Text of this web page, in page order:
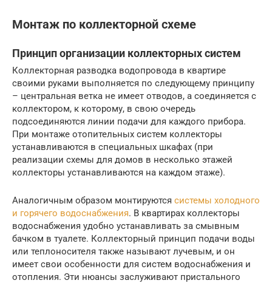
Монтаж по коллекторной схеме
Принцип организации коллекторных систем
Коллекторная разводка водопровода в квартире
своими руками выполняется по следующему принципу
– центральная ветка не имеет отводов, а соединяется с
коллектором, к которому, в свою очередь
подсоединяются линии подачи для каждого прибора.
При монтаже отопительных систем коллекторы
устанавливаются в специальных шкафах (при
реализации схемы для домов в несколько этажей
коллекторы устанавливаются на каждом этаже).
Аналогичным образом монтируются системы холодного
и горячего водоснабжения. В квартирах коллекторы
водоснабжения удобно устанавливать за смывным
бачком в туалете. Коллекторный принцип подачи воды
или теплоносителя также называют лучевым, и он
имеет свои особенности для систем водоснабжения и
отопления. Эти нюансы заслуживают пристального